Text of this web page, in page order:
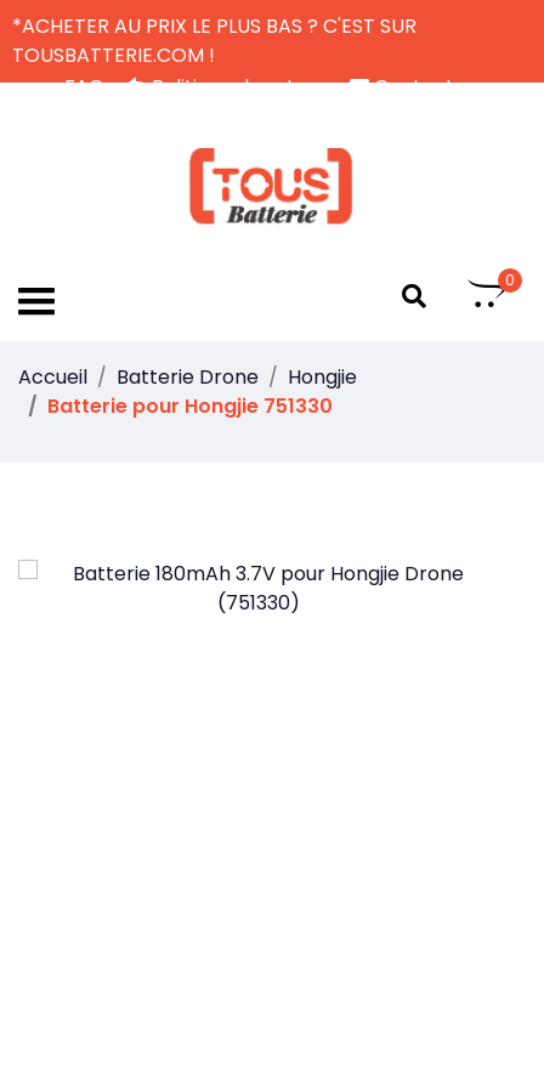
*ACHETER AU PRIX LE PLUS BAS ? C'EST SUR
TOUSBATTERIE.COM !
FAQ
Politique de retour
Contactez-nous
0
Accueil Batterie Drone
Hongjie
Batterie pour Hongjie 751330